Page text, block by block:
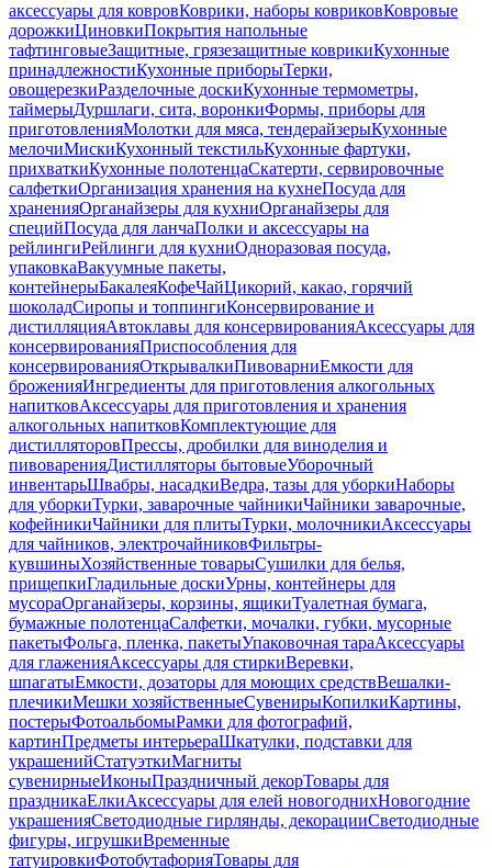
аксессуары для ковровКоврики, наборы ковриковКовровые
дорожкиЦиновкиПокрытия напольные
тафтинговыеЗащитные, грязезащитные коврикиКухонные
принадлежностиКухонные приборыТерки,
овощерезкиРазделочные доскиКухонные термометры,
таймерыДуршлаги, сита, воронкиФормы, приборы для
приготовленияМолотки для мяса, тендерайзерыКухонные
мелочиМискиКухонный текстильКухонные фартуки,
прихваткиКухонные полотенцаСкатерти, сервировочные
салфеткиОрганизация хранения на кухнеПосуда для
храненияОрганайзеры для кухниОрганайзеры для
специйПосуда для ланчаПолки и аксессуары на
рейлингиРейлинги для кухниОдноразовая посуда,
упаковкаВакуумные пакеты,
контейнерыБакалеяКофеЧайЦикорий, какао, горячий
шоколадСиропы и топпингиКонсервирование и
дистилляцияАвтоклавы для консервированияАксессуары для
консервированияПриспособления для
консервированияОткрывалкиПивоварниЕмкости для
броженияИнгредиенты для приготовления алкогольных
напитковАксессуары для приготовления и хранения
алкогольных напитковКомплектующие для
дистилляторовПрессы, дробилки для виноделия и
пивоваренияДистилляторы бытовыеУборочный
инвентарьШвабры, насадкиВедра, тазы для уборкиНаборы
для уборкиТурки, заварочные чайникиЧайники заварочные,
кофейникиЧайники для плитыТурки, молочникиАксессуары
для чайников, электрочайниковФильтры-
кувшиныХозяйственные товарыСушилки для белья,
прищепкиГладильные доскиУрны, контейнеры для
мусораОрганайзеры, корзины, ящикиТуалетная бумага,
бумажные полотенцаСалфетки, мочалки, губки, мусорные
пакетыФольга, пленка, пакетыУпаковочная тараАксессуары
для глаженияАксессуары для стиркиВеревки,
шпагатыЕмкости, дозаторы для моющих средствВешалки-
плечикиМешки хозяйственныеСувенирыКопилкиКартины,
постерыФотоальбомыРамки для фотографий,
картинПредметы интерьераШкатулки, подставки для
украшенийСтатуэткиМагниты
сувенирныеИконыПраздничный декорТовары для
праздникаЕлкиАксессуары для елей новогоднихНовогодние
украшенияСветодиодные гирлянды, декорацииСветодиодные
фигуры, игрушкиВременные
татуировкиФотобутафорияТовары для